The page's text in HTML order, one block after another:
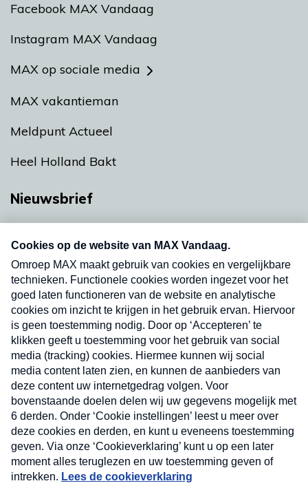
Facebook MAX Vandaag
Instagram MAX Vandaag
MAX op sociale media
MAX vakantieman
Meldpunt Actueel
Heel Holland Bakt
Nieuwsbrief
nieuwsbrief. Elke vrijdag- en dinsdagochtend in
uw mailbox.
Verzend
Nieuwsbrief
Neem hier een gratis abonnement op onze
nieuwsbrief. Elke vrijdag- en dinsdagochtend in uw